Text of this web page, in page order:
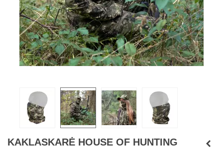
KAKLASKARĖ HOUSE OF HUNTING